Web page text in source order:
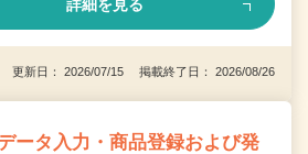
詳細を見る
更新日： 2026/07/15 掲載終了日： 2026/08/26
ータ入力・商品登録および発